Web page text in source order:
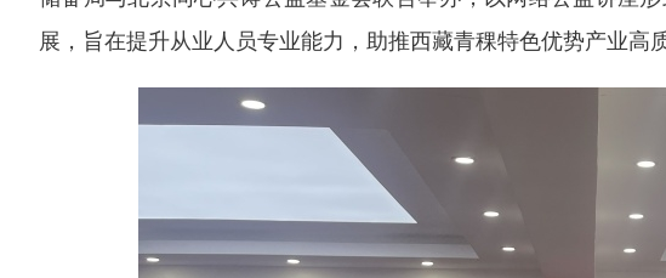
展，旨在提升从业人员专业能力，助推西藏青稞特色优势产业高